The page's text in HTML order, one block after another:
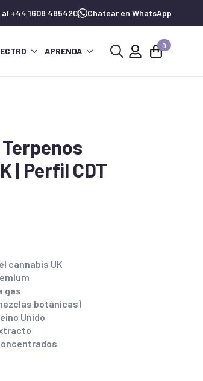
al +44 1608 485420 Chatear en WhatsApp
APRENDA
0
| Perfil CDT
cannabis UK
gas
botánicas)
Unido